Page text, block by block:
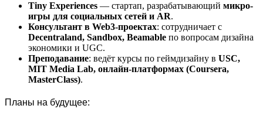
Tiny Experiences — стартап, разрабатывающий микро-
игры для социальных сетей и AR.
Консультант в Web3-проектах: сотрудничает с
Decentraland, Sandbox, Beamable по вопросам дизайна
экономики и UGC.
Преподавание: ведёт курсы по геймдизайну в USC,
MIT Media Lab, онлайн-платформах (Coursera,
MasterClass).
Планы на будущее: